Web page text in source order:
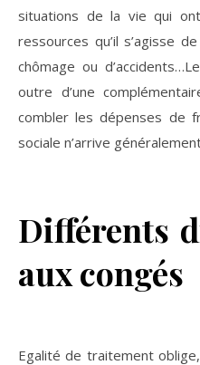
situations de la vie qui
ressources qu’il s’agisse
chômage ou
outre d’une
combler les dépenses de
sociale n’arrive
Différents
aux congés
Egalité de traitement